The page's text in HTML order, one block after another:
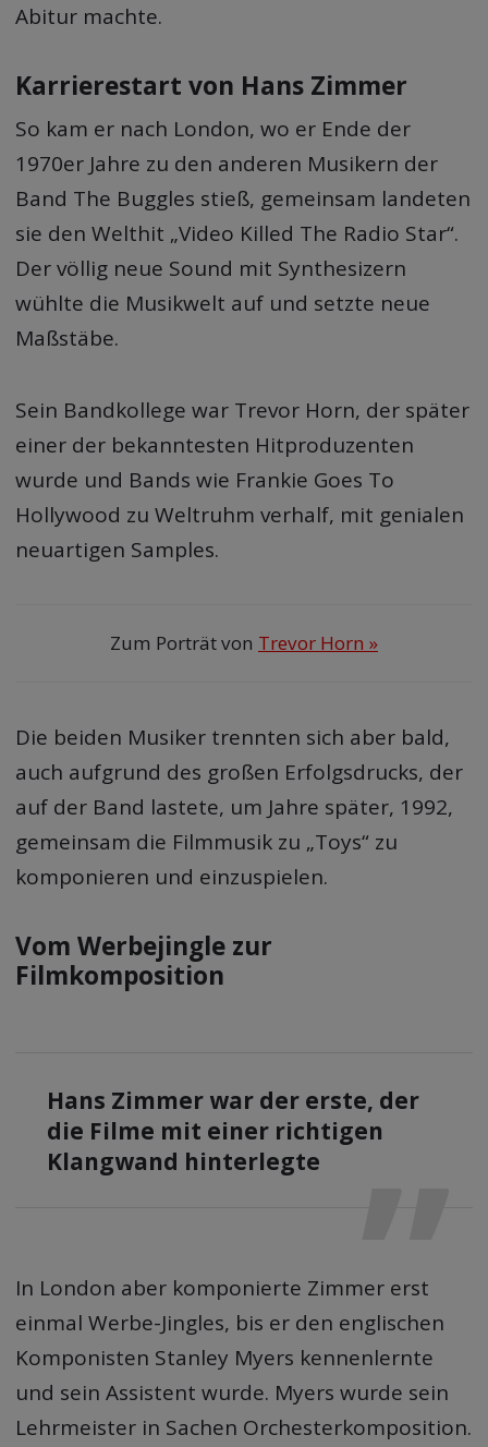
Abitur machte.
Karrierestart von Hans Zimmer
So kam er nach London, wo er Ende der
1970er Jahre zu den anderen Musikern der
Band The Buggles stieß, gemeinsam landeten
sie den Welthit „Video Killed The Radio Star“.
Der völlig neue Sound mit Synthesizern
wühlte die Musikwelt auf und setzte neue
Maßstäbe.
Sein Bandkollege war Trevor Horn, der später
einer der bekanntesten Hitproduzenten
wurde und Bands wie Frankie Goes To
Hollywood zu Weltruhm verhalf, mit genialen
neuartigen Samples.
Zum Porträt von Trevor Horn »
Die beiden Musiker trennten sich aber bald,
auch aufgrund des großen Erfolgsdrucks, der
auf der Band lastete, um Jahre später, 1992,
gemeinsam die Filmmusik zu „Toys“ zu
komponieren und einzuspielen.
Vom Werbejingle zur
Filmkomposition
Hans Zimmer war der erste, der
die Filme mit einer richtigen
Klangwand hinterlegte
In London aber komponierte Zimmer erst
einmal Werbe-Jingles, bis er den englischen
Komponisten Stanley Myers kennenlernte
und sein Assistent wurde. Myers wurde sein
Lehrmeister in Sachen Orchesterkomposition.